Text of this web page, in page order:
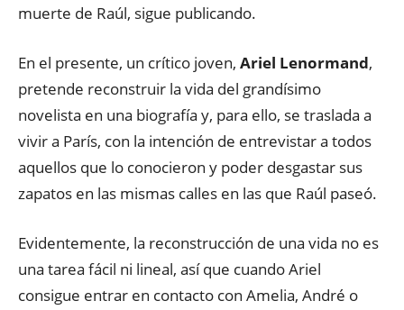
muerte de Raúl, sigue publicando.
En el presente, un crítico joven, Ariel Lenormand,
pretende reconstruir la vida del grandísimo
novelista en una biografía y, para ello, se traslada a
vivir a París, con la intención de entrevistar a todos
aquellos que lo conocieron y poder desgastar sus
zapatos en las mismas calles en las que Raúl paseó.
Evidentemente, la reconstrucción de una vida no es
una tarea fácil ni lineal, así que cuando Ariel
consigue entrar en contacto con Amelia, André o